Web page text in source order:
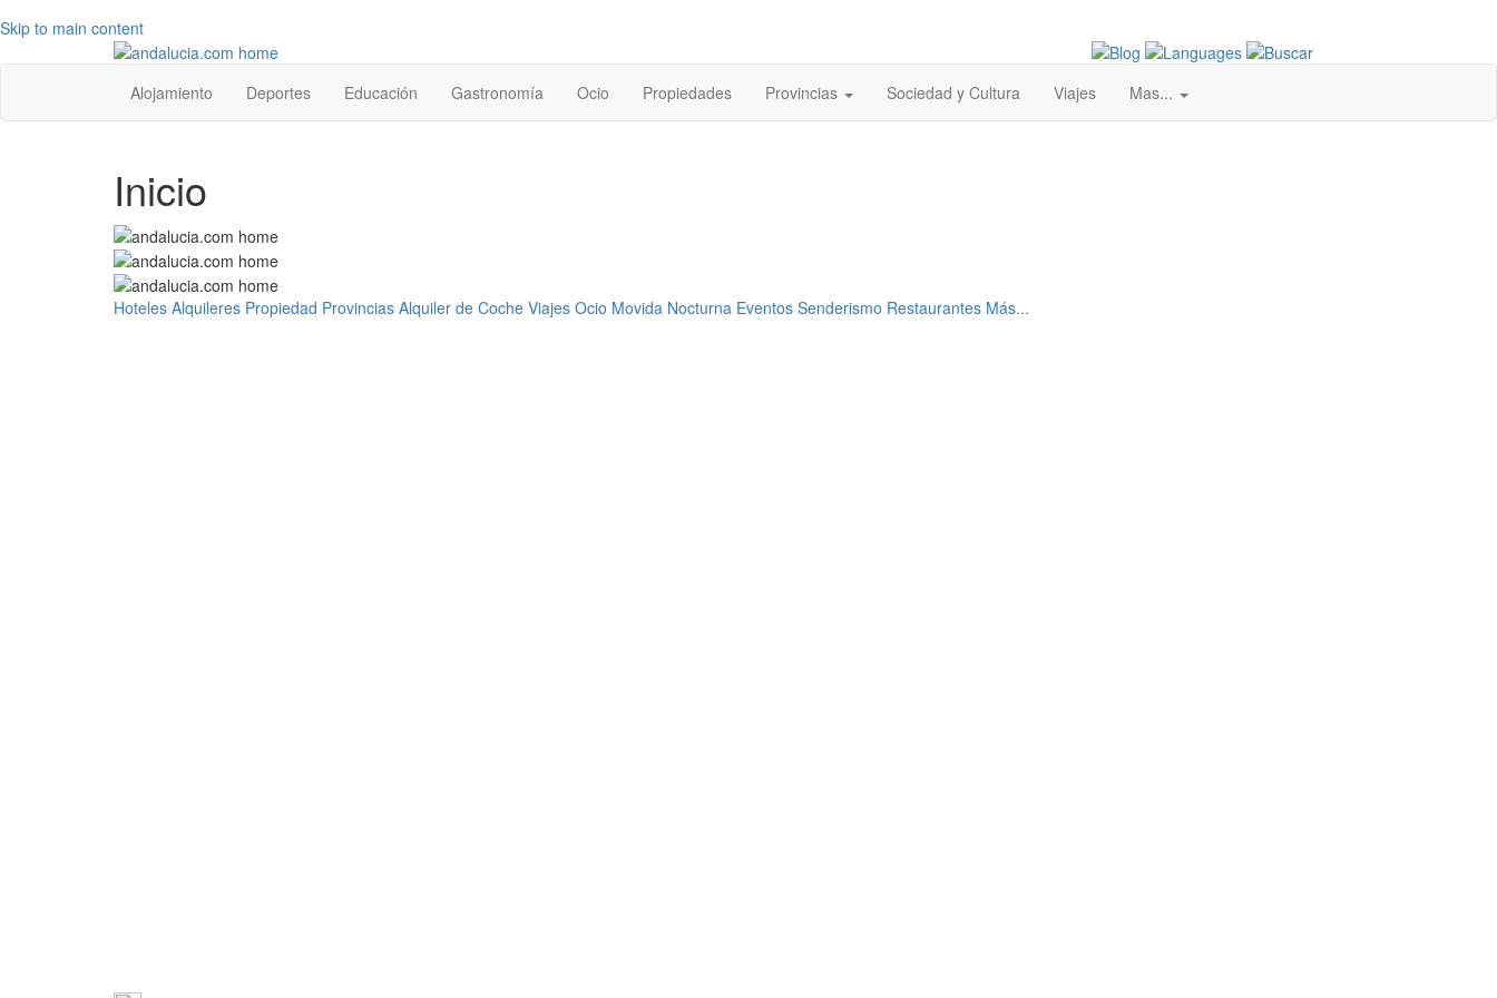
Skip to main content
Top
level
Alojamiento Deportes Educación Gastronomía Ocio Propiedades Provincias Sociedad y Cultura Viajes Mas...
Inicio
Hoteles Alquileres Propiedad Provincias Alquiler de Coche Viajes Ocio Movida Nocturna Eventos Senderismo Restaurantes Más...